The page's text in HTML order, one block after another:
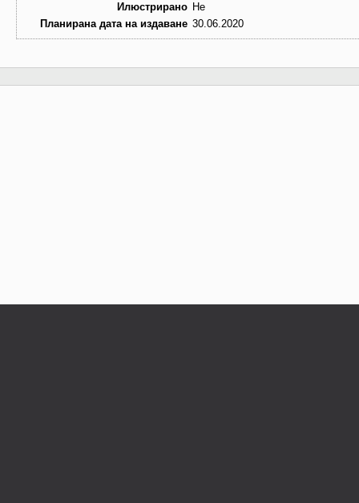
Илюстрирано Не
Планирана дата на издаване 30.06.2020